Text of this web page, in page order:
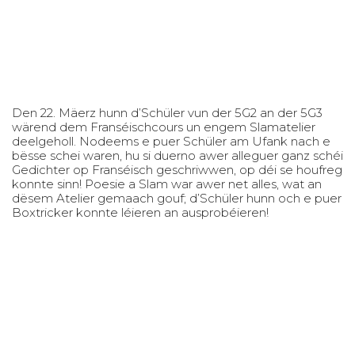
Den 22. Mäerz hunn d’Schüler vun der 5G2 an der 5G3
wärend dem Franséischcours un engem Slamatelier
deelgeholl. Nodeems e puer Schüler am Ufank nach e
bësse schei waren, hu si duerno awer alleguer ganz schéi
Gedichter op Franséisch geschriwwen, op déi se houfreg
konnte sinn! Poesie a Slam war awer net alles, wat an
dësem Atelier gemaach gouf; d’Schüler hunn och e puer
Boxtricker konnte léieren an ausprobéieren!